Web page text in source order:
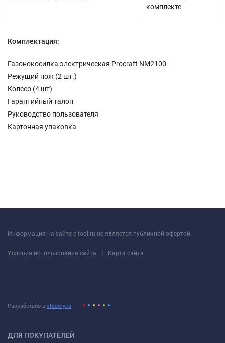
комплекте
Комплектация:
Газонокосилка электрическая Procraft NM2100
Режущий нож (2 шт.)
Колесо (4 шт)
Гарантийный талон
Руководство пользователя
Картонная упаковка
Информация на сайте e-tool.ru не является публичной офертой.
Условия использования сайта | Карта сайта
Разработано в steemy.ru
ДЛЯ ПОКУПАТЕЛЕЙ